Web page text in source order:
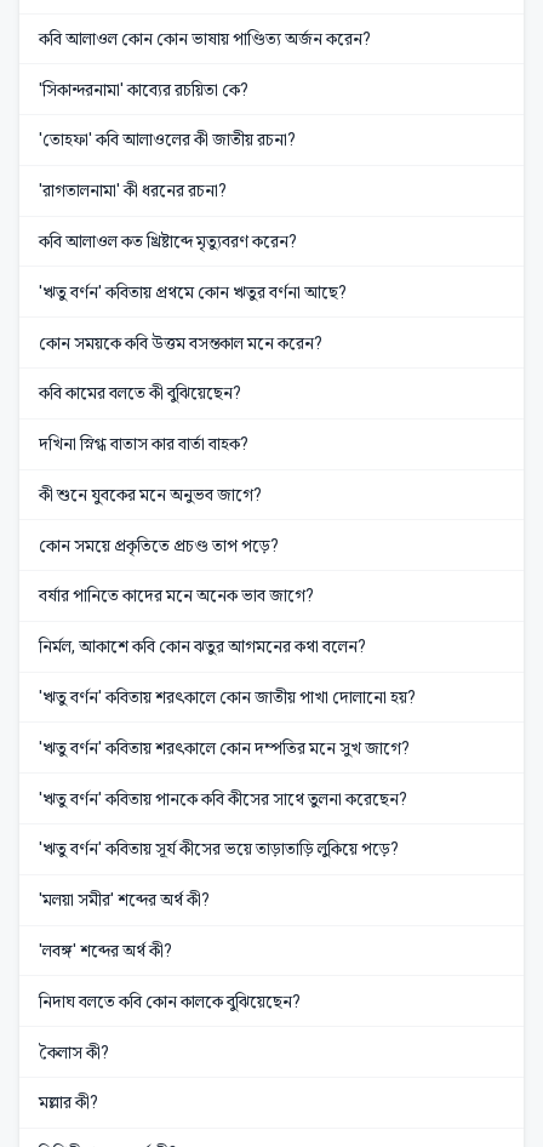
কবি আলাওল কোন কোন ভাষায় পাণ্ডিত্য অর্জন করেন?
'সিকান্দরনামা' কাব্যের রচয়িতা কে?
'তোহফা' কবি আলাওলের কী জাতীয় রচনা?
'রাগতালনামা' কী ধরনের রচনা?
কবি আলাওল কত খ্রিষ্টাব্দে মৃত্যুবরণ করেন?
'ঋতু বর্ণন' কবিতায় প্রথমে কোন ঋতুর বর্ণনা আছে?
কোন সময়কে কবি উত্তম বসন্তকাল মনে করেন?
কবি কামের বলতে কী বুঝিয়েছেন?
দখিনা স্নিগ্ধ বাতাস কার বার্তা বাহক?
কী শুনে যুবকের মনে অনুভব জাগে?
কোন সময়ে প্রকৃতিতে প্রচণ্ড তাপ পড়ে?
বর্ষার পানিতে কাদের মনে অনেক ভাব জাগে?
নির্মল, আকাশে কবি কোন ঝতুর আগমনের কথা বলেন?
'ঋতু বর্ণন' কবিতায় শরৎকালে কোন জাতীয় পাখা দোলানো হয়?
'ঋতু বর্ণন' কবিতায় শরৎকালে কোন দম্পতির মনে সুখ জাগে?
'ঋতু বর্ণন' কবিতায় পানকে কবি কীসের সাথে তুলনা করেছেন?
'ঋতু বর্ণন' কবিতায় সূর্য কীসের ভয়ে তাড়াতাড়ি লুকিয়ে পড়ে?
'মলয়া সমীর' শব্দের অর্থ কী?
'লবঙ্গ' শব্দের অর্থ কী?
নিদাঘ বলতে কবি কোন কালকে বুঝিয়েছেন?
কৈলাস কী?
মল্লার কী?